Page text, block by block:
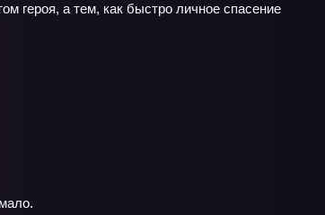
героя, а тем, как быстро личное спасение